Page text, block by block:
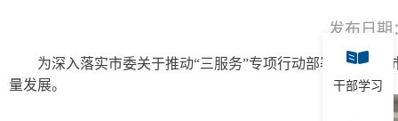
发布日期
为深入落实市委关于推动“三服务”专项行动部署，日前
量发展。
干部学习